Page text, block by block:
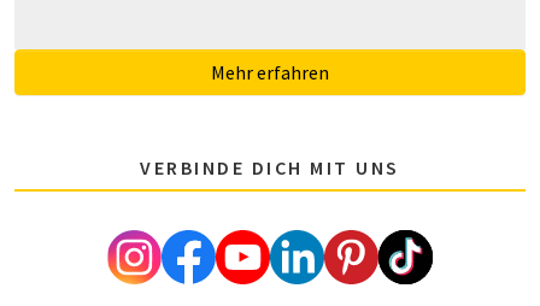
Mehr erfahren
VERBINDE DICH MIT UNS